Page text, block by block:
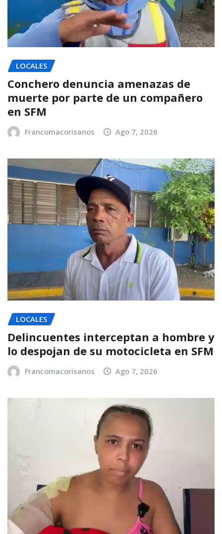
LOCALES
Conchero denuncia amenazas de
muerte por parte de un compañero
en SFM
Francomacorisanos Ago 7, 2026
LOCALES
Delincuentes interceptan a hombre y
lo despojan de su motocicleta en SFM
Francomacorisanos Ago 7, 2026